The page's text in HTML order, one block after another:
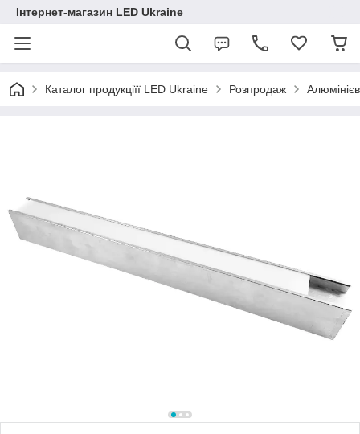
Інтернет-магазин LED Ukraine
Каталог продукціїї LED Ukraine Розпродаж